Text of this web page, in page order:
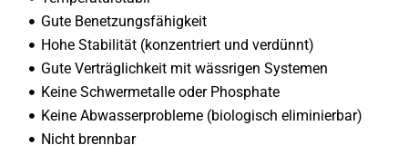
Gute Benetzungsfähigkeit
Hohe Stabilität (konzentriert und verdünnt)
Gute Verträglichkeit mit wässrigen Systemen
Keine Schwermetalle oder Phosphate
Keine Abwasserprobleme (biologisch eliminierbar)
Nicht brennbar